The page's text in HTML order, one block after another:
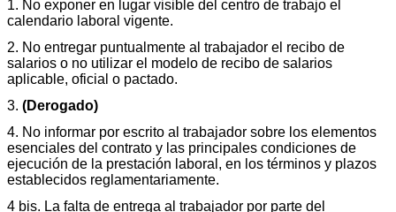
1. No exponer en lugar visible del centro de trabajo el
calendario laboral vigente.
2. No entregar puntualmente al trabajador el recibo de
salarios o no utilizar el modelo de recibo de salarios
aplicable, oficial o pactado.
3. (Derogado)
4. No informar por escrito al trabajador sobre los elementos
esenciales del contrato y las principales condiciones de
ejecución de la prestación laboral, en los términos y plazos
establecidos reglamentariamente.
4 bis. La falta de entrega al trabajador por parte del